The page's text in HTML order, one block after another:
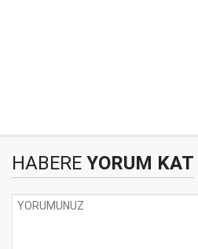
HABERE YORUM KAT